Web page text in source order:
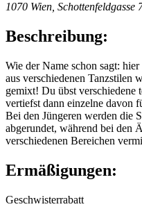
1070 Wien, Schottenfeldgasse
Beschreibung:
Wie der Name schon sagt:
aus verschiedenen Tanzstilen
gemixt! Du übst verschiedene
vertiefst dann einzelne davon
Bei den Jüngeren werden die
abgerundet, während bei den
verschiedenen Bereichen
Ermäßigungen:
Geschwisterrabatt